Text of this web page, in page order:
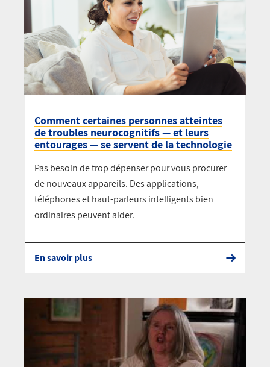
Comment certaines personnes atteintes
de troubles neurocognitifs — et leurs
entourages — se servent de la technologie
Pas besoin de trop dépenser pour vous procurer
de nouveaux appareils. Des applications,
téléphones et haut-parleurs intelligents bien
ordinaires peuvent aider.
En savoir plus